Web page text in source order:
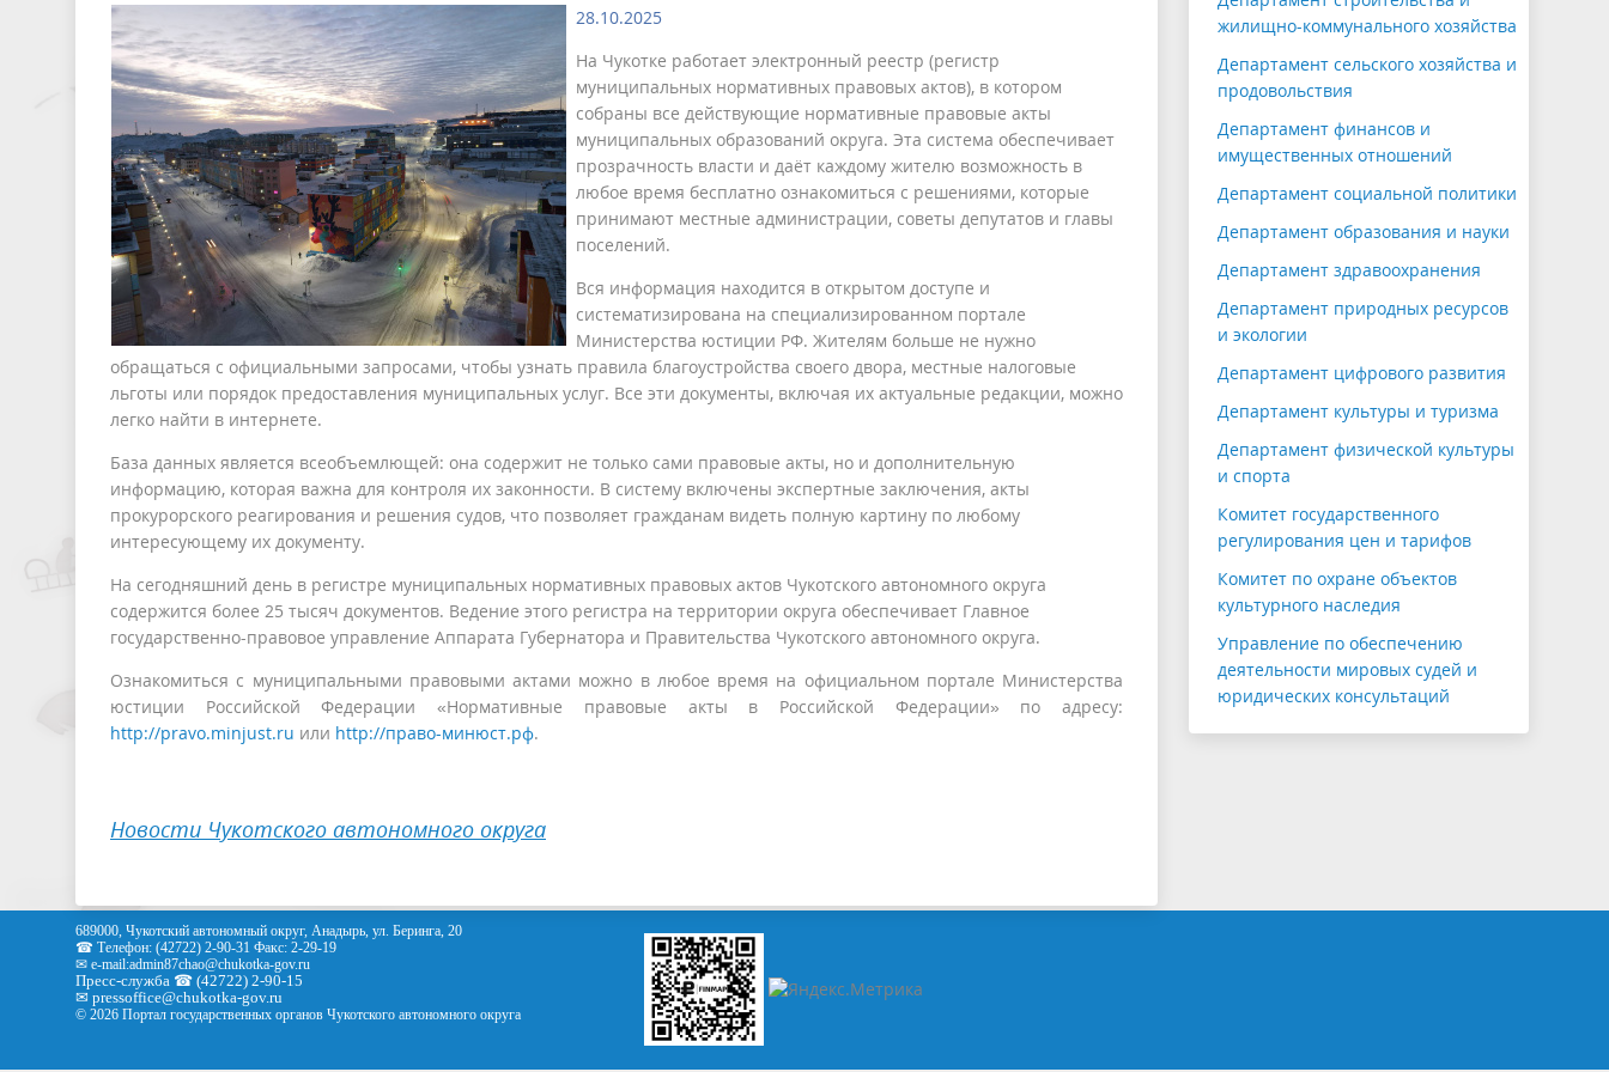
28.10.2025
На Чукотке работает электронный реестр (регистр
муниципальных нормативных правовых актов), в котором
собраны все действующие нормативные правовые акты
муниципальных образований округа. Эта система обеспечивает
прозрачность власти и даёт каждому жителю возможность в
любое время бесплатно ознакомиться с решениями, которые
принимают местные администрации, советы депутатов и главы
поселений.
Вся информация находится в открытом доступе и
систематизирована на специализированном портале
Министерства юстиции РФ. Жителям больше не нужно
обращаться с официальными запросами, чтобы узнать правила благоустройства своего двора, местные налоговые
льготы или порядок предоставления муниципальных услуг. Все эти документы, включая их актуальные редакции, можно
легко найти в интернете.
База данных является всеобъемлющей: она содержит не только сами правовые акты, но и дополнительную
информацию, которая важна для контроля их законности. В систему включены экспертные заключения, акты
прокурорского реагирования и решения судов, что позволяет гражданам видеть полную картину по любому
интересующему их документу.
На сегодняшний день в регистре муниципальных нормативных правовых актов Чукотского автономного округа
содержится более 25 тысяч документов. Ведение этого регистра на территории округа обеспечивает Главное
государственно-правовое управление Аппарата Губернатора и Правительства Чукотского автономного округа.
Ознакомиться с муниципальными правовыми актами можно в любое время на официальном портале Министерства
юстиции Российской Федерации «Нормативные правовые акты в Российской Федерации» по адресу:
http://pravo.minjust.ru или http://право-минюст.рф.
Новости Чукотского автономного округа
жилищно-коммунального хозяйства
Департамент сельского хозяйства и
продовольствия
Департамент финансов и
имущественных отношений
Департамент социальной политики
Департамент образования и науки
Департамент здравоохранения
Департамент природных ресурсов
и экологии
Департамент цифрового развития
Департамент культуры и туризма
Департамент физической культуры
и спорта
Комитет государственного
регулирования цен и тарифов
Комитет по охране объектов
культурного наследия
Управление по обеспечению
деятельности мировых судей и
юридических консультаций
689000, Чукотский автономный округ, Анадырь, ул. Беринга, 20
☎ Телефон: (42722) 2-90-31 Факс: 2-29-19
✉ e-mail:admin87chao@chukotka-gov.ru
Пресс-служба ☎ (42722) 2-90-15
✉ pressoffice@chukotka-gov.ru
© 2026 Портал государственных органов Чукотского автономного округа